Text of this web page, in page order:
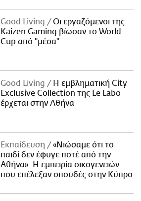
Good Living
Οι εργαζόμενοι της
Kaizen Gaming βίωσαν το World
Cup από "μέσα"
Good Living
Η εμβληματική City
Exclusive Collection της Le Labo
έρχεται στην Αθήνα
Εκπαίδευση
«Νιώσαμε ότι το
παιδί δεν έφυγε ποτέ από την
Αθήνα»: Η εμπειρία οικογενειών
που επέλεξαν σπουδές στην Κύπρο